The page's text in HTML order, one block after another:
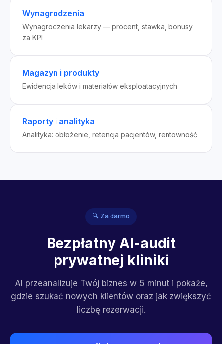
Wynagrodzenia
Wynagrodzenia lekarzy — procent, stawka, bonusy
za KPI
Magazyn i produkty
Ewidencja leków i materiałów eksploatacyjnych
Raporty i analityka
Analityka: obłożenie, retencja pacjentów, rentowność
🔍 Za darmo
Bezpłatny AI-audit
prywatnej kliniki
AI przeanalizuje Twój biznes w 5 minut i pokaże,
gdzie szukać nowych klientów oraz jak zwiększyć
liczbę rezerwacji.